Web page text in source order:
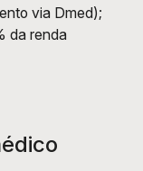
via Dmed);
da renda